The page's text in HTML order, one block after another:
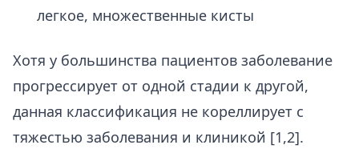
легкое, множественные кисты
Хотя у большинства пациентов заболевание
прогрессирует от одной стадии к другой,
данная классификация не кореллирует с
тяжестью заболевания и клиникой [1,2].